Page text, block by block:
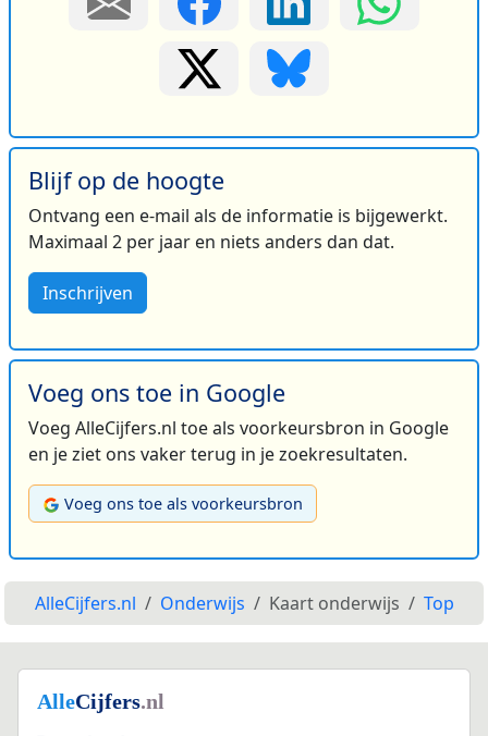
Blijf op de hoogte
Ontvang een e-mail als de informatie is bijgewerkt.
Maximaal 2 per jaar en niets anders dan dat.
Inschrijven
Voeg ons toe in Google
Voeg AlleCijfers.nl toe als voorkeursbron in Google
en je ziet ons vaker terug in je zoekresultaten.
Voeg ons toe als voorkeursbron
AlleCijfers.nl Onderwijs Kaart onderwijs Top